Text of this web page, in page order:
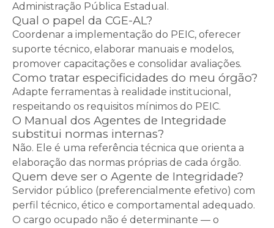
Administração Pública Estadual.
Qual o papel da CGE-AL?
Coordenar a implementação do PEIC, oferecer
suporte técnico, elaborar manuais e modelos,
promover capacitações e consolidar avaliações.
Como tratar especificidades do meu órgão?
Adapte ferramentas à realidade institucional,
respeitando os requisitos mínimos do PEIC.
O Manual dos Agentes de Integridade
substitui normas internas?
Não. Ele é uma referência técnica que orienta a
elaboração das normas próprias de cada órgão.
Quem deve ser o Agente de Integridade?
Servidor público (preferencialmente efetivo) com
perfil técnico, ético e comportamental adequado.
O cargo ocupado não é determinante — o